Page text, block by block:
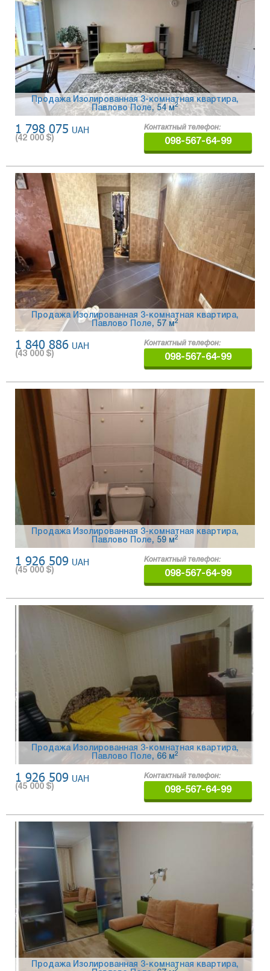
Продажа Изолированная 3-комнатная квартира,
Павлово Поле, 54 м2
1 798 075 UAH
(42 000 $)
Контактный телефон:
098-567-64-99
Продажа Изолированная 3-комнатная квартира,
Павлово Поле, 57 м 2
1 840 886 UAH
(43 000 $)
Контактный телефон:
098-567-64-99
Продажа Изолированная 3-комнатная квартира,
Павлово Поле, 59 м 2
1 926 509 UAH
(45 000 $)
Контактный телефон:
098-567-64-99
Продажа Изолированная 3-комнатная квартира,
Павлово Поле, 66 м2
1 926 509 UAH
(45 000 $)
Контактный телефон:
098-567-64-99
Продажа Изолированная 3-комнатная квартира,